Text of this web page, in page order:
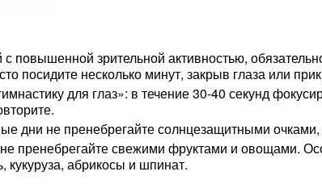
повышенной зрительной активностью,
посидите несколько минут, закрыв глаза или
для глаз»: в течение 30-40 секунд
дни не пренебрегайте солнцезащитными
пренебрегайте свежими фруктами и овощами.
кукуруза, абрикосы и шпинат.